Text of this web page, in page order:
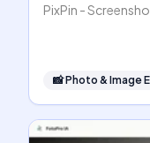
PixPin -
📸Photo & Image